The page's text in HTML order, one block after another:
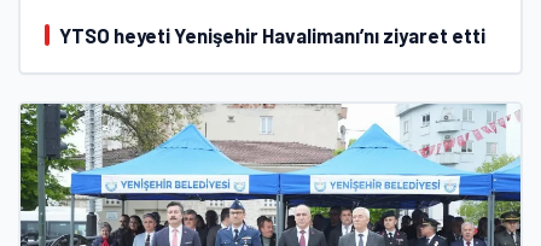
YTSO heyeti Yenişehir Havalimanı’nı ziyaret etti